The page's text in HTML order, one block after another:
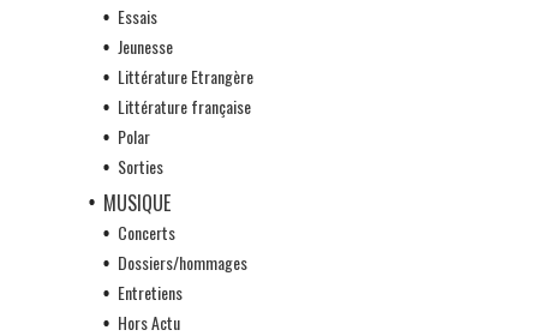
Essais
Jeunesse
Littérature Etrangère
Littérature française
Polar
Sorties
MUSIQUE
Concerts
Dossiers/hommages
Entretiens
Hors Actu